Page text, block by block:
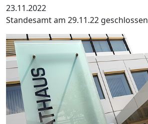
23.11.2022
Standesamt am 29.11.22 geschlossen